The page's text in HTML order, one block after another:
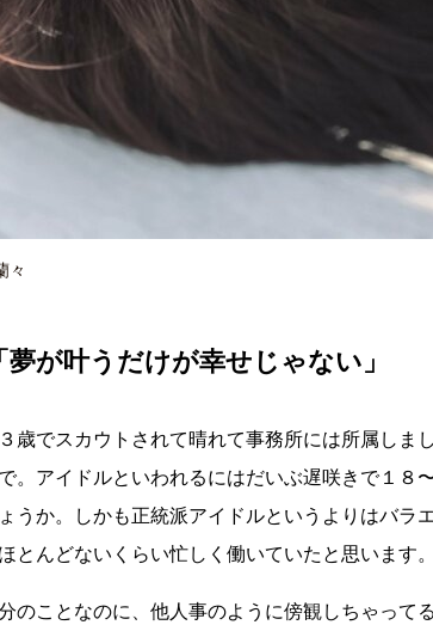
々
夢が叶うだけが幸せじゃない」
３歳でスカウトされて晴れて事務所には所属し
。アイドルといわれるにはだいぶ遅咲きで１８
うか。しかも正統派アイドルというよりはバラ
とんどないくらい忙しく働いていたと思います。
のことなのに、他人事のように傍観しちゃって